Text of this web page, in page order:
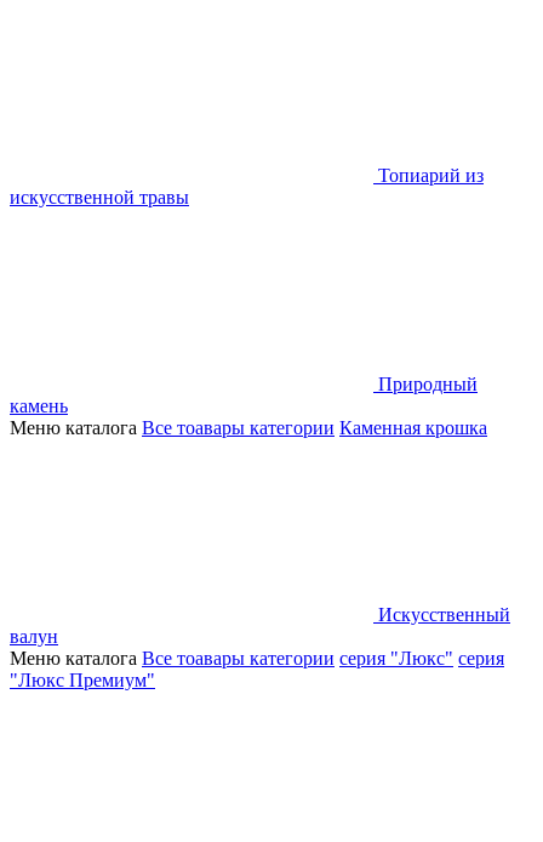
Топиарий из
искусственной травы
Природный
камень
Меню каталога Все тоавары категории Каменная крошка
Искусственный
валун
Меню каталога Все тоавары категории серия "Люкс" серия
"Люкс Премиум"